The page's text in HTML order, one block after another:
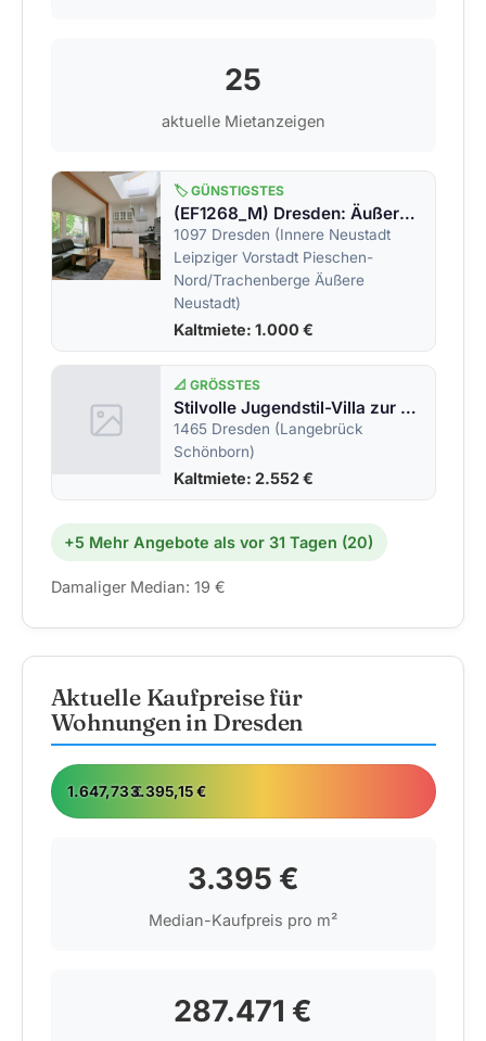
25
aktuelle Mietanzeigen
🏷️ GÜNSTIGSTES
(EF1268_M) Dresden: Äußere Neustadt, Erstbezug in neu möbliertes kleines Haus im Innenhof, mit Klimaanlage
1097 Dresden (Innere Neustadt
Leipziger Vorstadt Pieschen-
Nord/Trachenberge Äußere
Neustadt)
Kaltmiete: 1.000 €
📐 GRÖSSTES
Stilvolle Jugendstil-Villa zur Miete &#8211; Wohnen mit Geschichte und Charakter
1465 Dresden (Langebrück
Schönborn)
Kaltmiete: 2.552 €
+5 Mehr Angebote als vor 31 Tagen (20)
Damaliger Median: 19 €
Aktuelle Kaufpreise für
Wohnungen in Dresden
1.647,73 €3.395,15 €
3.395 €
Median-Kaufpreis pro m²
287.471 €